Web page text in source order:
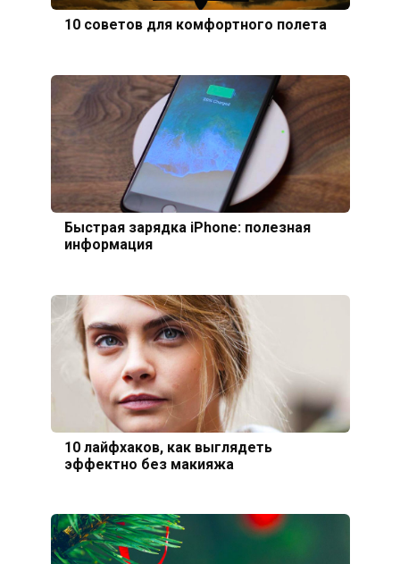
10 советов для комфортного полета
Быстрая зарядка iPhone: полезная
информация
10 лайфхаков, как выглядеть
эффектно без макияжа